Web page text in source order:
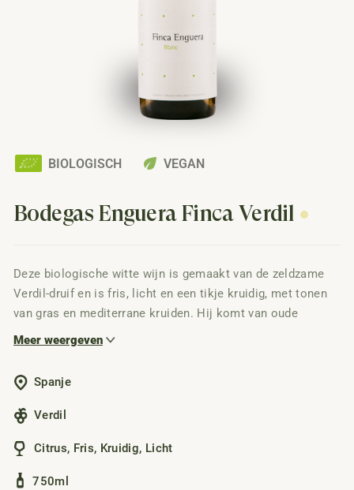
BIOLOGISCH eco VEGAN
Bodegas Enguera Finca Verdil
Deze biologische witte wijn is gemaakt van de zeldzame
Verdil-druif en is fris, licht en een tikje kruidig, met tonen
van gras en mediterrane kruiden. Hij komt van oude
stokken op kalkrijke grond in Valencia en dat proef je:
gewoon op een zonnig terras. En ja, deze fles heeft een
draaikurk, dus ideaal om zo mee te nemen naar het strand.
Meer weergeven
Spanje
Verdil
Citrus, Fris, Kruidig, Licht
750ml